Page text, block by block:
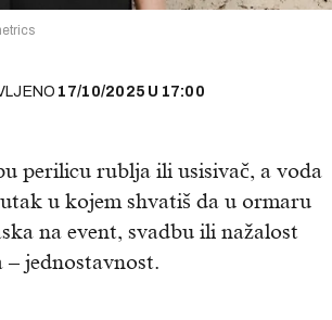
17/10/2025 U 17:00
perilicu rublja ili usisivač, a voda
u kojem shvatiš da u ormaru
na event, svadbu ili nažalost
jednostavnost.